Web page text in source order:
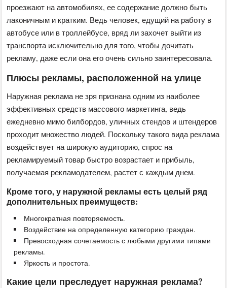
проезжают на автомобилях, ее содержание должно быть
лаконичным и кратким. Ведь человек, едущий на работу в
автобусе или в троллейбусе, вряд ли захочет выйти из
транспорта исключительно для того, чтобы дочитать
рекламу, даже если она его очень сильно заинтересовала.
Плюсы рекламы, расположенной на улице
Наружная реклама не зря признана одним из наиболее
эффективных средств массового маркетинга, ведь
ежедневно мимо билбордов, уличных стендов и штендеров
проходит множество людей. Поскольку такого вида реклама
воздействует на широкую аудиторию, спрос на
рекламируемый товар быстро возрастает и прибыль,
получаемая рекламодателем, растет с каждым днем.
Кроме того, у наружной рекламы есть целый ряд
дополнительных преимуществ:
Многократная повторяемость.
Воздействие на определенную категорию граждан.
Превосходная сочетаемость с любыми другими типами
рекламы.
Яркость и простота.
Какие цели преследует наружная реклама?